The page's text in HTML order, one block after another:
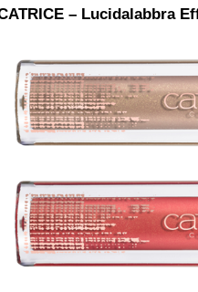
– Lucidalabbra